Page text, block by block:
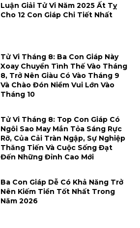
Luận Giải Tử Vi Năm 2025 Ất Tỵ
Cho 12 Con Giáp Chi Tiết Nhất
Tử Vi Tháng 8: Ba Con Giáp Này
Xoay Chuyển Tình Thế Vào Tháng
8, Trở Nên Giàu Có Vào Tháng 9
Và Chào Đón Niềm Vui Lớn Vào
Tháng 10
Tử Vi Tháng 8: Top Con Giáp Có
Ngôi Sao May Mắn Tỏa Sáng Rực
Rỡ, Của Cải Tràn Ngập, Sự Nghiệp
Thăng Tiến Và Cuộc Sống Đạt
Đến Những Đỉnh Cao Mới
Ba Con Giáp Dễ Có Khả Năng Trở
Nên Kiếm Tiền Tốt Nhất Trong
Năm 2026